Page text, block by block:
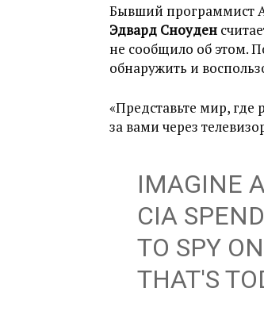
Бывший программист
Эдвард Сноуден
не сообщило об этом.
обнаружить и
«Представьте мир, где
за вами через
IMAGINE
CIA
TO SPY
THAT'S